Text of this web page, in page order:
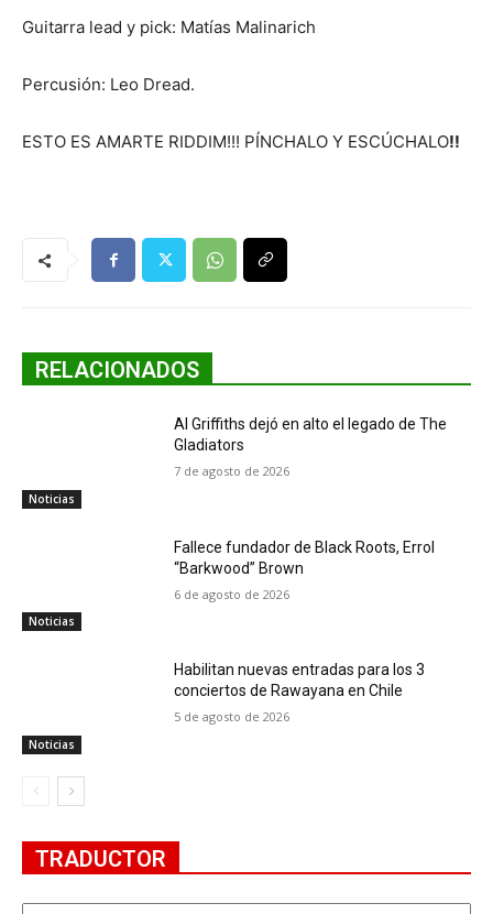
Guitarra lead y pick: Matías Malinarich
Percusión: Leo Dread.
ESTO ES AMARTE RIDDIM!!! PÍNCHALO Y ESCÚCHALO!!
RELACIONADOS
Noticias
Al Griffiths dejó en alto el legado de The
Gladiators
7 de agosto de 2026
Noticias
Fallece fundador de Black Roots, Errol
“Barkwood” Brown
6 de agosto de 2026
Noticias
Habilitan nuevas entradas para los 3
conciertos de Rawayana en Chile
5 de agosto de 2026
TRADUCTOR